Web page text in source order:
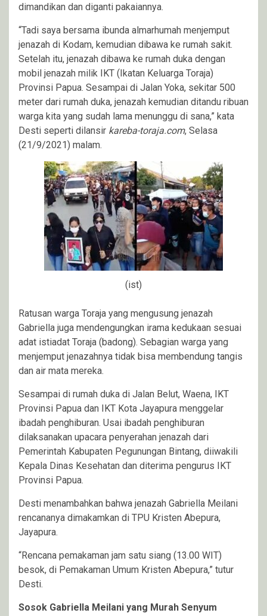
dimandikan dan diganti pakaiannya.
“Tadi saya bersama ibunda almarhumah menjemput
jenazah di Kodam, kemudian dibawa ke rumah sakit.
Setelah itu, jenazah dibawa ke rumah duka dengan
mobil jenazah milik IKT (Ikatan Keluarga Toraja)
Provinsi Papua. Sesampai di Jalan Yoka, sekitar 500
meter dari rumah duka, jenazah kemudian ditandu ribuan
warga kita yang sudah lama menunggu di sana,” kata
Desti seperti dilansir kareba-toraja.com, Selasa
(21/9/2021) malam.
(ist)
Ratusan warga Toraja yang mengusung jenazah
Gabriella juga mendengungkan irama kedukaan sesuai
adat istiadat Toraja (badong). Sebagian warga yang
menjemput jenazahnya tidak bisa membendung tangis
dan air mata mereka.
Sesampai di rumah duka di Jalan Belut, Waena, IKT
Provinsi Papua dan IKT Kota Jayapura menggelar
ibadah penghiburan. Usai ibadah penghiburan
dilaksanakan upacara penyerahan jenazah dari
Pemerintah Kabupaten Pegunungan Bintang, diiwakili
Kepala Dinas Kesehatan dan diterima pengurus IKT
Provinsi Papua.
Desti menambahkan bahwa jenazah Gabriella Meilani
rencananya dimakamkan di TPU Kristen Abepura,
Jayapura.
“Rencana pemakaman jam satu siang (13.00 WIT)
besok, di Pemakaman Umum Kristen Abepura,” tutur
Desti.
Sosok Gabriella Meilani yang Murah Senyum